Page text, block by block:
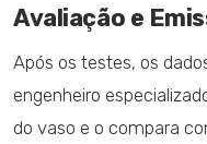
Avaliação e
Após os testes, os
engenheiro
do vaso e o compara